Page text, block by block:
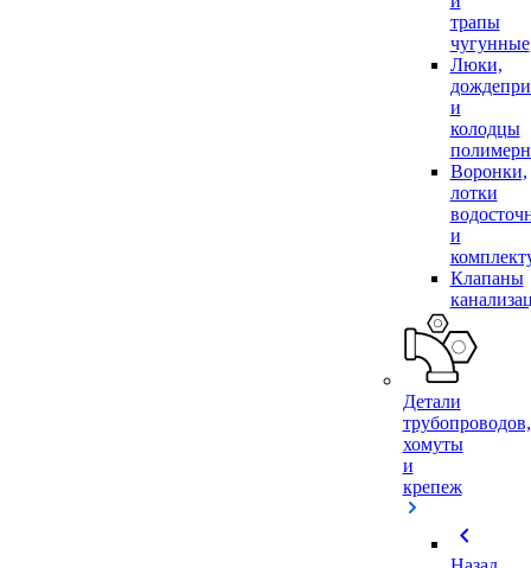
трапы
чугунные
Люки,
и
колодцы
Воронки,
лотки
и
Клапаны
Детали
трубопроводов,
хомуты
и
крепеж
chevron_left